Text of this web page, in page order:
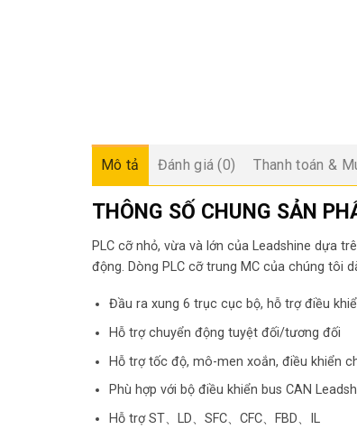
Mô tả Đánh giá (0) Thanh toán &
THÔNG SỐ CHUNG SẢN
PLC cỡ nhỏ, vừa và lớn của Leadshine dựa
động. Dòng PLC cỡ trung MC của chúng tôi
Đầu ra xung 6 trục cục bộ, hỗ trợ điều
Hỗ trợ chuyển động tuyệt đối/tương đối
Hỗ trợ tốc độ, mô-men xoắn, điều khiển
Phù hợp với bộ điều khiển bus CAN
Hỗ trợ ST、LD、SFC、CFC、FBD、IL